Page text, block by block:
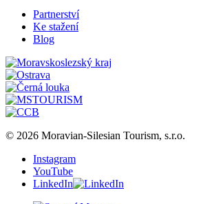
Partnerství
Ke stažení
Blog
© 2026 Moravian-Silesian Tourism, s.r.o.
Instagram
YouTube
LinkedIn